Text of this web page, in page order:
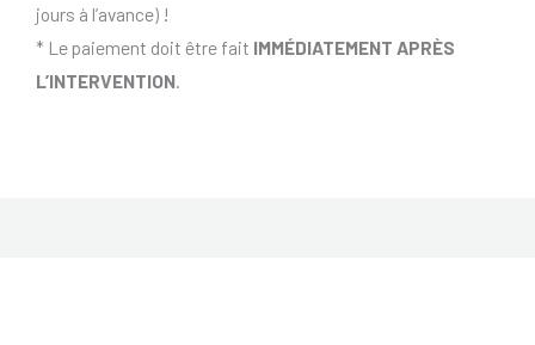
jours à l’avance) !
* Le paiement doit être fait IMMÉDIATEMENT APRÈS
L’INTERVENTION